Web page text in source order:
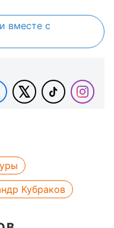
вместе с
Кубраков